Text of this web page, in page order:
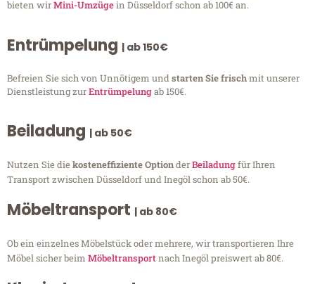
bieten wirMini-Umzügein Düsseldorf schon ab 100€ an.
Entrümpelung | ab 150€
Befreien Sie sich von Unnötigem undstarten Sie frischmit unserer
Dienstleistung zurEntrümpelungab 150€.
Beiladung | ab 50€
Nutzen Sie diekosteneffiziente OptionderBeiladungfür Ihren
Transport zwischen Düsseldorf und Inegöl schon ab 50€.
Möbeltransport | ab 80€
Ob ein einzelnes Möbelstück oder mehrere, wir transportieren Ihre
Möbel sicher beim Möbeltransportnach Inegöl preiswert ab 80€.